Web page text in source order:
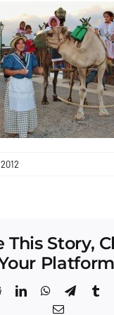
This Story,
RedditLinkedInWhatsApp
Telegram
Correo